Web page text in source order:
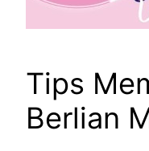
Tips
Berlian